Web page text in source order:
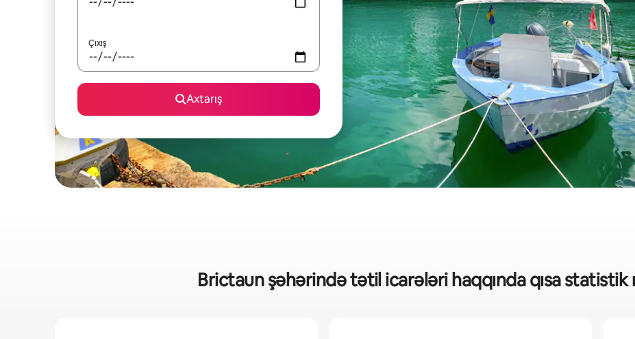
Çıxış
Axtarış
Brictaun şəhərində tətil icarələri haqqında qısa